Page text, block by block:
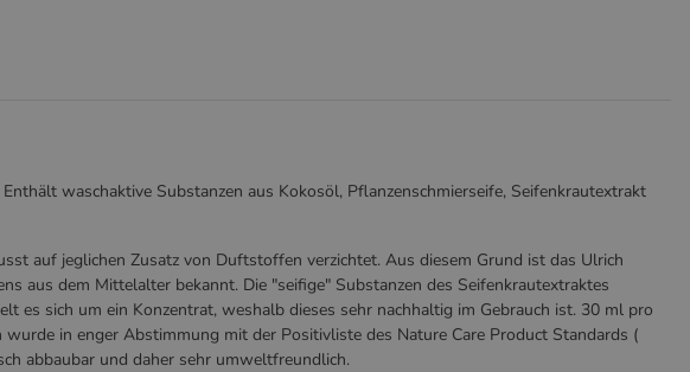
waschaktive Substanzen aus Kokosöl, Pflanzenschmierseife, Seifenkrautextrakt
auf jeglichen Zusatz von Duftstoffen verzichtet. Aus diesem Grund ist das Ulrich
aus dem Mittelalter bekannt. Die "seifige" Substanzen des Seifenkrautextraktes
sich um ein Konzentrat, weshalb dieses sehr nachhaltig im Gebrauch ist. 30 ml pro
in enger Abstimmung mit der Positivliste des Nature Care Product Standards (
abbaubar und daher sehr umweltfreundlich.